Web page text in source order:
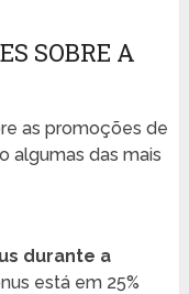
SOBRE A
as promoções de
algumas das mais
durante a
está em 25%